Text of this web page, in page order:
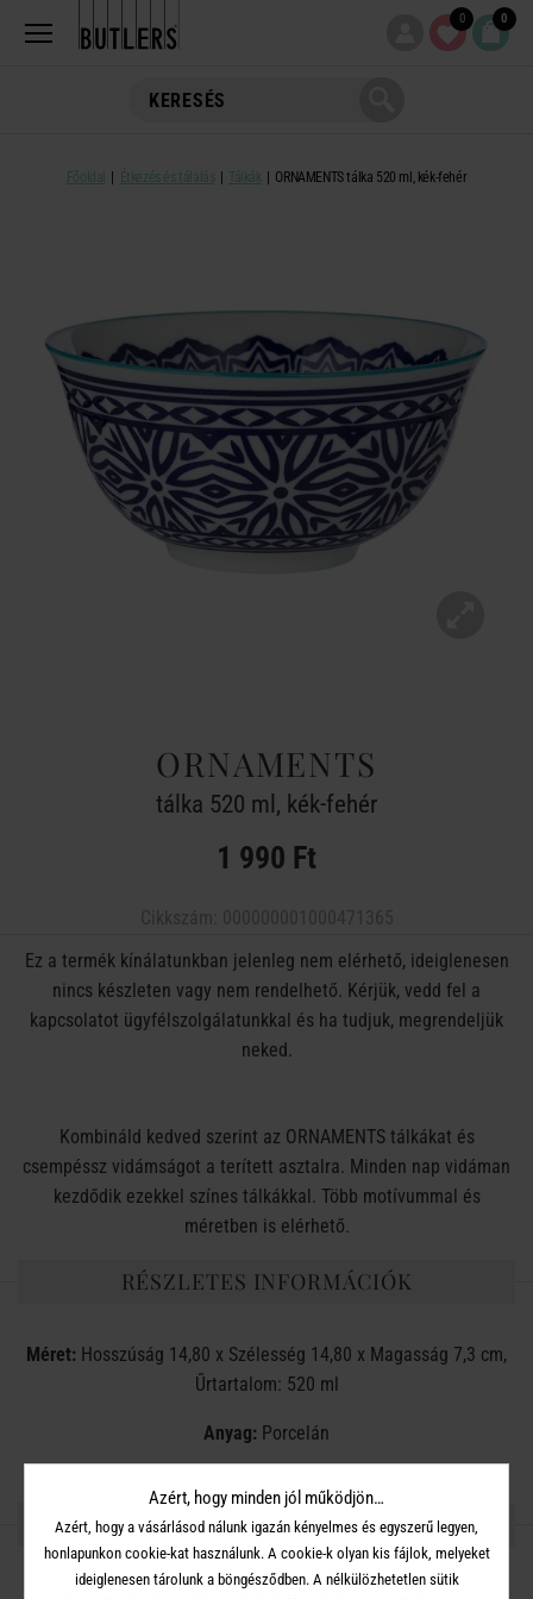
0 0
Főoldal Étkezés és tálalás Tálkák ORNAMENTS tálka 520 ml, kék-fehér
ORNAMENTS
tálka 520 ml, kék-fehér
1 990 Ft
Ez a termék kínálatunkban jelenleg nem elérhető, ideiglenesen
nincs készleten vagy nem rendelhető. Kérjük, vedd fel a
kapcsolatot ügyfélszolgálatunkkal és ha tudjuk, megrendeljük
neked.
Kombináld kedved szerint az ORNAMENTS tálkákat és
csempéssz vidámságot a terített asztalra. Minden nap vidáman
kezdődik ezekkel színes tálkákkal. Több motívummal és
méretben is elérhető.
RÉSZLETES INFORMÁCIÓK
Méret: Hosszúság 14,80 x Szélesség 14,80 x Magasság 7,3 cm,
Űrtartalom: 520 ml
Anyag: Porcelán
OSZD MEG MÁSOKKAL!
Azért, hogy minden jól működjön…
Azért, hogy a vásárlásod nálunk igazán kényelmes és egyszerű legyen,
honlapunkon cookie-kat használunk. A cookie-k olyan kis fájlok, melyeket
ideiglenesen tárolunk a böngésződben. A nélkülözhetetlen sütik